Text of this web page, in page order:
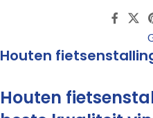
Houten
Houten